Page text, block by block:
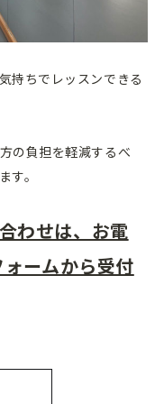
持ちでレッスンできる
の負担を軽減するべ
す。
わせは、お電
ームから受付